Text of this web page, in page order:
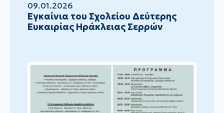
09.01.2026
Eγκαίνια του Σχολείου Δεύτερης
Ευκαιρίας Ηράκλειας Σερρών